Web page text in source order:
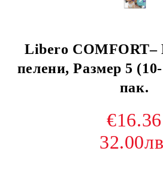
Libero COMFORT–
пелени, Размер 5
пак.
€16.36